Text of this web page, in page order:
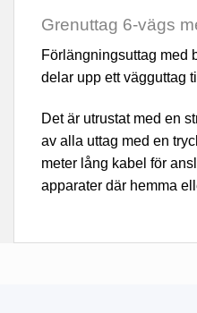
Grenuttag 6-vägs
Förlängningsuttag med
delar upp ett vägguttag
Det är utrustat med en
av alla uttag med en
meter lång kabel för
apparater där hemma